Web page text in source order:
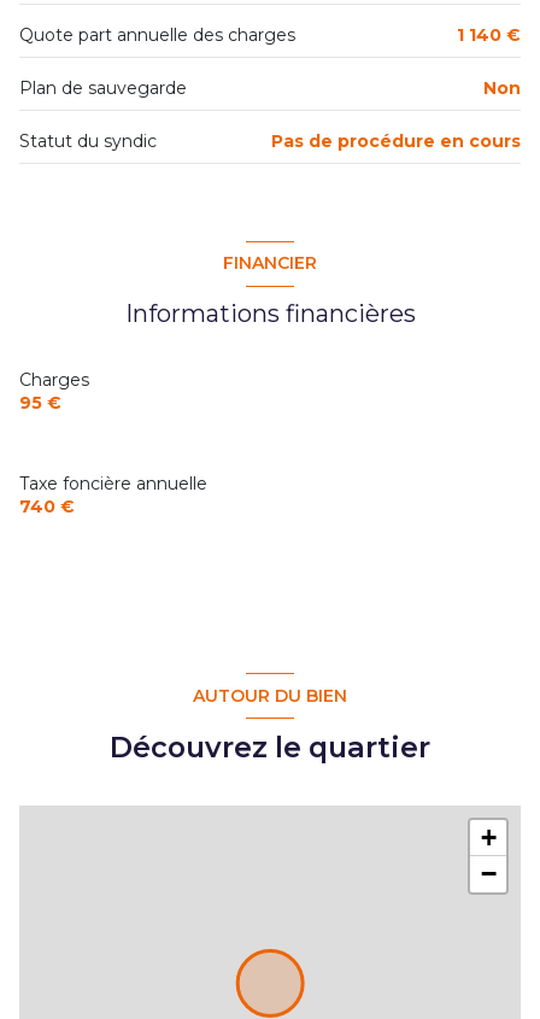
Quote part annuelle des charges 1 140 €
Plan de sauvegarde Non
Statut du syndic Pas de procédure en cours
FINANCIER
Informations financières
Charges
95 €
Taxe foncière annuelle
740 €
AUTOUR DU BIEN
Découvrez le quartier
+
−